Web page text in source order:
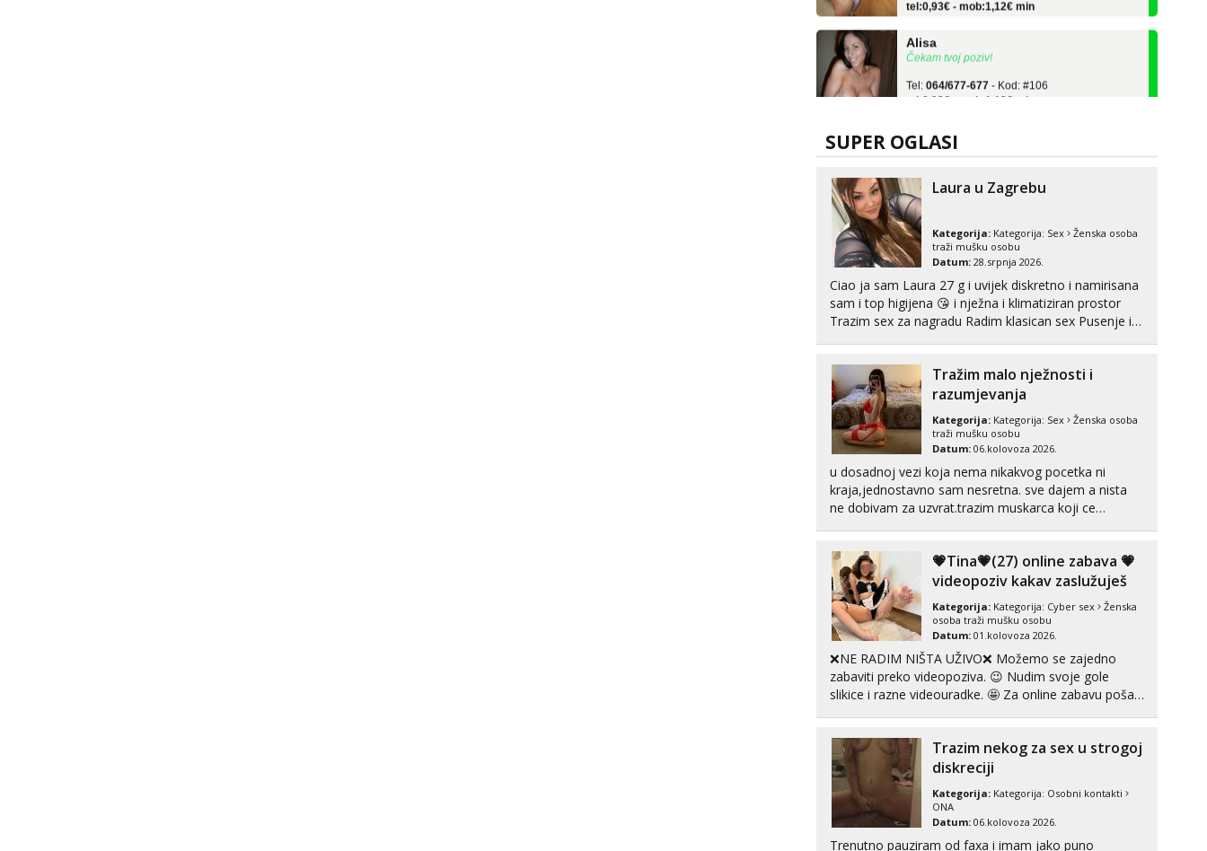
Čekam tvoj poziv!
tel:0,93€ - mob:1,12€ min
Čekam tvoj poziv!
tel:0,93€ - mob:1,12€ min
SUPER OGLASI
Laura u Zagrebu
Kategorija: Kategorija: Sex
Ženska osoba
traži mušku osobu
Datum: 28.srpnja 2026.
Ciao ja sam Laura 27 g i uvijek diskretno i namirisana
sam i top higijena 😘 i nježna i klimatiziran prostor
Trazim sex za nagradu Radim klasican sex Pusenje i
neljubim se Wha...Tražim malo nježnosti i
razumjevanja
Kategorija: Kategorija: Sex
Ženska osoba
traži mušku osobu
Datum: 06.kolovoza 2026.
u dosadnoj vezi koja nema nikakvog pocetka ni
kraja,jednostavno sam nesretna. sve dajem a nista
ne dobivam za uzvrat.trazim muskarca koji ce
poljupce po tijelu koji me jako pale,obozavam kad
muskar...
💗Tina💗(27) online zabava 💗
videopoziv kakav zaslužuješ
Kategorija: Kategorija: Cyber sex
Ženska
osoba traži mušku osobu
Datum: 01.kolovoza 2026.
❌NE RADIM NIŠTA UŽIVO❌ Možemo se zajedno
zabaviti preko videopoziva. 😉 Nudim svoje gole
slikice i razne videouradke. 🤩 Za online zabavu pošalji
vidjeti na videopozivu. 😉 S vama sam vec 5 ...
Trazim nekog za sex u strogoj
diskreciji
Kategorija: Kategorija: Osobni kontakti
ONA
Datum: 06.kolovoza 2026.
Trenutno pauziram od faxa i imam jako puno